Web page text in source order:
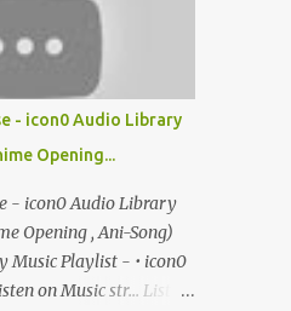
- icon0 Audio Library
Opening...
- icon0 Audio Library
Opening , Ani-Song)
Music Playlist - • icon0
on Music str... Listen